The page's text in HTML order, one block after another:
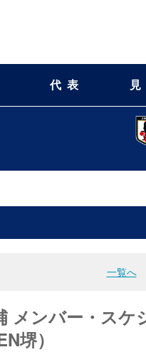
代表
一覧へ
メンバー・ス
堺）